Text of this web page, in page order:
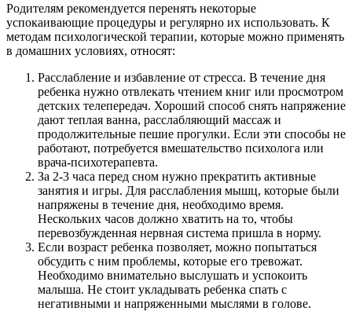
Родителям рекомендуется перенять некоторые
успокаивающие процедуры и регулярно их использовать. К
методам психологической терапии, которые можно применять
в домашних условиях, относят:
Расслабление и избавление от стресса. В течение дня
ребенка нужно отвлекать чтением книг или просмотром
детских телепередач. Хороший способ снять напряжение
дают теплая ванна, расслабляющий массаж и
продолжительные пешие прогулки. Если эти способы не
работают, потребуется вмешательство психолога или
врача-психотерапевта.
За 2-3 часа перед сном нужно прекратить активные
занятия и игры. Для расслабления мышц, которые были
напряжены в течение дня, необходимо время.
Нескольких часов должно хватить на то, чтобы
перевозбужденная нервная система пришла в норму.
Если возраст ребенка позволяет, можно попытаться
обсудить с ним проблемы, которые его тревожат.
Необходимо внимательно выслушать и успокоить
малыша. Не стоит укладывать ребенка спать с
негативными и напряженными мыслями в голове.